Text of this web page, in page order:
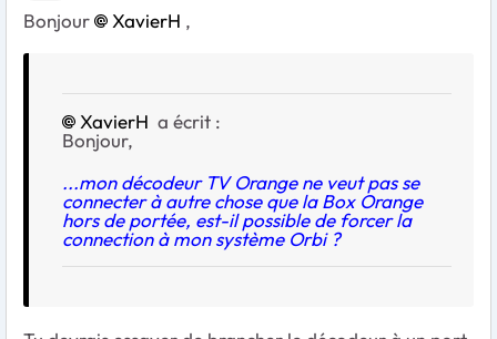
Bonjour XavierH ,
XavierH a écrit :
Bonjour,
...mon décodeur TV Orange ne veut pas se
connecter à autre chose que la Box Orange
hors de portée, est-il possible de forcer la
connection à mon système Orbi ?